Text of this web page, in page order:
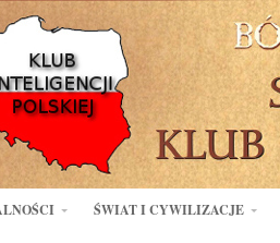
ŚWIAT I CYWILIZACJE